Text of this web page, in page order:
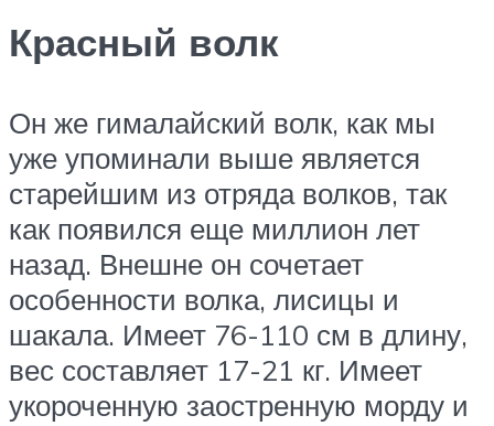
Красный волк
Он же гималайский волк, как мы
уже упоминали выше является
старейшим из отряда волков, так
как появился еще миллион лет
назад. Внешне он сочетает
особенности волка, лисицы и
шакала. Имеет 76-110 см в длину,
вес составляет 17-21 кг. Имеет
укороченную заостренную морду и